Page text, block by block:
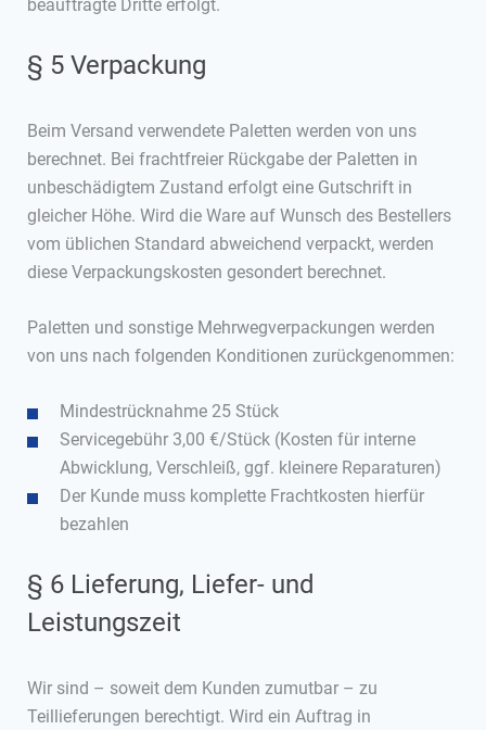
beauftragte Dritte erfolgt.
§ 5 Verpackung
Beim Versand verwendete Paletten werden von uns
berechnet. Bei frachtfreier Rückgabe der Paletten in
unbeschädigtem Zustand erfolgt eine Gutschrift in
gleicher Höhe. Wird die Ware auf Wunsch des Bestellers
vom üblichen Standard abweichend verpackt, werden
diese Verpackungskosten gesondert berechnet.
Paletten und sonstige Mehrwegverpackungen werden
von uns nach folgenden Konditionen zurückgenommen:
Mindestrücknahme 25 Stück
Servicegebühr 3,00 €/Stück (Kosten für interne
Abwicklung, Verschleiß, ggf. kleinere Reparaturen)
Der Kunde muss komplette Frachtkosten hierfür
bezahlen
§ 6 Lieferung, Liefer- und
Leistungszeit
Wir sind – soweit dem Kunden zumutbar – zu
Teillieferungen berechtigt. Wird ein Auftrag in